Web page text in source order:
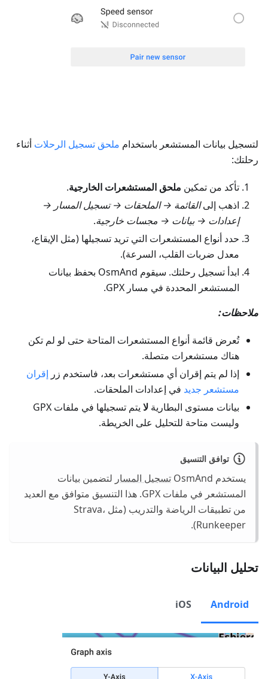
لتسجيل بيانات المستشعر باستخدام ملحق تسجيل الرحلات أثناء
رحلتك:
تأكد من تمكين ملحق المستشعرات الخارجية.
اذهب إلىالقائمة → الملحقات → تسجيل المسار →
إعدادات → بيانات → مجسات خارجية.
حدد أنواع المستشعرات التي تريد تسجيلها (مثل الإيقاع،
معدل ضربات القلب، السرعة).
ابدأ تسجيل رحلتك. سيقوم OsmAnd بحفظ بيانات
المستشعر المحددة في مسار GPX.
ملاحظات:
تُعرض قائمة أنواع المستشعرات المتاحة حتى لو لم تكن
هناك مستشعرات متصلة.
إذا لم يتم إقران أي مستشعرات بعد، فاستخدم زر إقران
مستشعر جديد في إعدادات الملحقات.
بيانات مستوى البطارية لا
يتم تسجيلها في ملفات GPX
وليست متاحة للتحليل على الخريطة.
توافق التنسيق
يستخدم OsmAnd تسجيل المسار لتضمين بيانات
المستشعر في ملفات GPX. هذا التنسيق متوافق مع العديد
من تطبيقات الرياضة والتدريب (مثل Strava،
Runkeeper).
تحليل البيانات
Android
iOS